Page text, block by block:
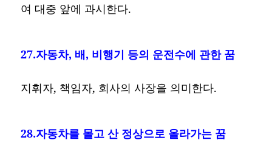
여 대중 앞에 과시한다.
27.자동차, 배, 비행기 등의 운전수에 관한 꿈
지휘자, 책임자, 회사의 사장을 의미한다.
28.자동차를 몰고 산 정상으로 올라가는 꿈